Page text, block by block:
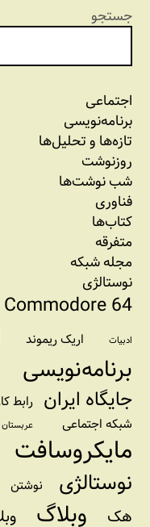
جستجو
اجتماعی
برنامه‏‌نویسی
تازه‌‌ها و تحلیل‌ها
روزنوشت
شب نوشت‌ها
فناوری
کتاب‌ها
متفرقه
مجله شبکه
نوستالژی
Commodore 64
ادبیات اریک ریموند
برنامه‌نویسی
جایگاه ایران رابط
شبکه اجتماعی عربستان
مایکروسافت
نوستالژی نوشتن
هک وبلاگ